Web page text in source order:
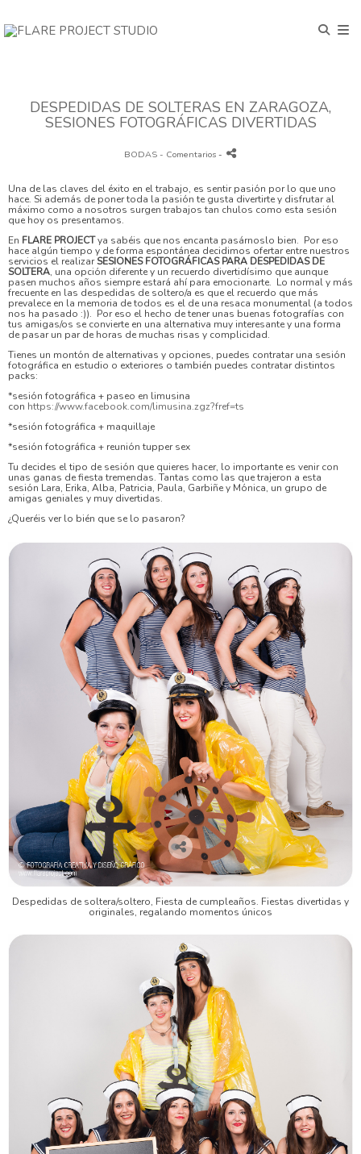
DESPEDIDAS DE SOLTERAS EN ZARAGOZA,
SESIONES FOTOGRÁFICAS DIVERTIDAS
BODAS - Comentarios -
Una de las claves del éxito en el trabajo, es sentir pasión por lo que uno
hace. Si además de poner toda la pasión te gusta divertirte y disfrutar al
máximo como a nosotros surgen trabajos tan chulos como esta sesión
que hoy os presentamos.
En FLARE PROJECTya sabéis que nos encanta pasárnoslo bien. Por eso
hace algún tiempo y de forma espontánea decidimos ofertar entre nuestros
servicios el realizarSESIONES FOTOGRÁFICAS PARA DESPEDIDAS DE
SOLTERA, una opción diferente y un recuerdo divertidísimo que aunque
pasen muchos años siempre estará ahí para emocionarte. Lo normal y más
frecuente en las despedidas de soltero/a es que el recuerdo que más
prevalece en la memoria de todos es el de una resaca monumental (a todos
nos ha pasado :)). Por eso el hecho de tener unas buenas fotografías con
tus amigas/os se convierte en una alternativa muy interesante y una forma
de pasar un par de horas de muchas risas y complicidad.
Tienes un montón de alternativas y opciones, puedes contratar una sesión
fotográfica en estudio o exteriores o también puedes contratar distintos
packs:
*sesión fotográfica + paseo en limusina
con https://www.facebook.com/limusina.zgz?fref=ts
*sesión fotográfica + maquillaje
*sesión fotográfica + reunión tupper sex
Tu decides el tipo de sesión que quieres hacer, lo importante es venir con
unas ganas de fiesta tremendas. Tantas como las que trajeron a esta
sesión Lara, Erika, Alba, Patricia, Paula, Garbiñe y Mónica, un grupo de
amigas geniales y muy divertidas.
¿Queréis ver lo bién que se lo pasaron?
Despedidas de soltera/soltero, Fiesta de cumpleaños. Fiestas divertidas y
originales, regalando momentos únicos